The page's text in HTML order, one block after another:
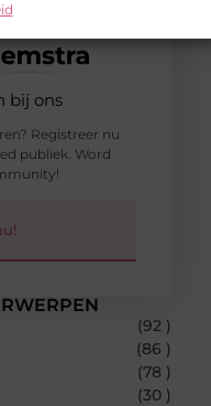
(92 )
(86 )
(78 )
(30 )
bij ons
Registreer nu
publiek. Word